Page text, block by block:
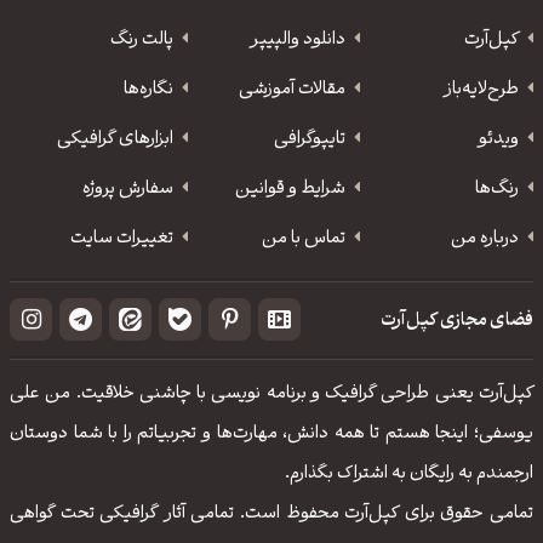
کپل‌آرت دانلود‌ والپیپر
پالت رنگ
طرح‌لایه‌باز
مقالات آموزشی
نگاره‌ها
ویدئو
‌تایپوگرافی
ابزارهای گرافیکی
رنگ‌ها
شرایط و قوانین
سفارش پروژه
درباره من
تماس با من تغییرات سایت
فضای مجازی کپل‌آرت
کپل‌آرت یعنی طراحی گرافیک و برنامه نویسی با چاشنی خلاقیت. من علی
یوسفی؛ اینجا هستم تا همه دانش، مهارت‌‌ها و تجربیاتم را با شما دوستان
ارجمندم به رایگان به اشتراک بگذارم.
تمامی حقوق برای کپل‌آرت محفوظ است. تمامی آثار گرافیکی تحت گواهی